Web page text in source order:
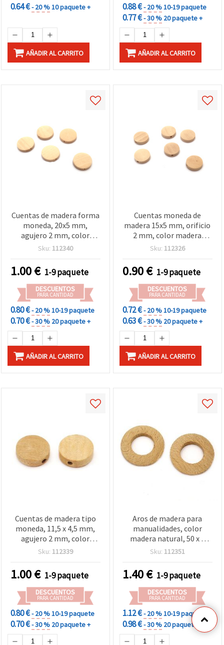
0.64 €- 20 %10 paquete +
AÑADIR AL CARRITO
0.88 €- 20 %10-19 paquete
0.77 €- 30 % 20 paquete +
AÑADIR AL CARRITO
Cuentas de madera forma
moneda, 20x5 mm,
agujero 2 mm, color
madera natural - 20
Sku: 112340
1.00€ 1-9 paquete
DESCUENTOS
PARA CANTIDAD
0.80 €- 20 %10-19 paquete
0.70 €- 30 % 20 paquete +
AÑADIR AL CARRITO
Cuentas moneda de
madera 15x5 mm, orificio
2 mm, color madera
natural - 20 piezas, para
Sku: 112326
0.90€ 1-9 paquete
DESCUENTOS
PARA CANTIDAD
0.72 €- 20 %10-19 paquete
0.63 €- 30 % 20 paquete +
AÑADIR AL CARRITO
Cuentas de madera tipo
moneda, 11,5 x 4,5 mm,
agujero 2 mm, color
madera natural - 20
Sku: 112339
1.00€ 1-9 paquete
DESCUENTOS
PARA CANTIDAD
0.80 €- 20 %10-19 paquete
0.70 €- 30 % 20 paquete +
Aros de madera para
manualidades, color
madera natural, 50 x 5
mm, agujero de 25 mm - 2
Sku: 112351
1.40€ 1-9 paquete
DESCUENTOS
PARA CANTIDAD
1.12 €- 20 %10-19 paquete
0.98 €- 30 % 20 paquete +